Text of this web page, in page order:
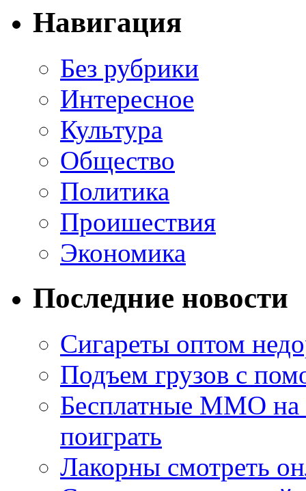
Навигация
Без рубрики
Интересное
Культура
Общество
Политика
Проишествия
Экономика
Последние новости
Сигареты оптом
Подъем грузов с
Бесплатные MMO
поиграть
Лакорны смотреть